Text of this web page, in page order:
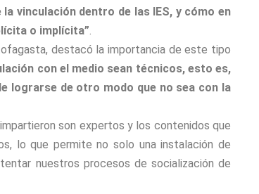
vinculación dentro de las IES, y cómo en
o implícita”.
destacó la importancia de este tipo
con el medio sean técnicos, esto es,
lograrse de otro modo que no sea con la
son expertos y los contenidos que
lo que permite no solo una instalación de
nuestros procesos de socialización de